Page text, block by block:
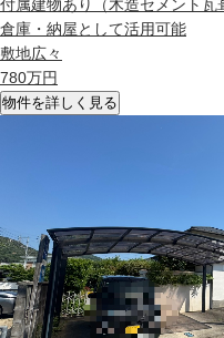
付属建物あり（木造セメント瓦
倉庫・納屋として活用可能
敷地広々
780万円
物件を詳しく見る